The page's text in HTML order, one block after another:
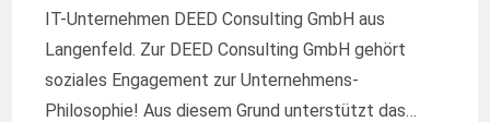
IT-Unternehmen DEED Consulting GmbH aus
Langenfeld. Zur DEED Consulting GmbH gehört
soziales Engagement zur Unternehmens-
Philosophie! Aus diesem Grund unterstützt das…